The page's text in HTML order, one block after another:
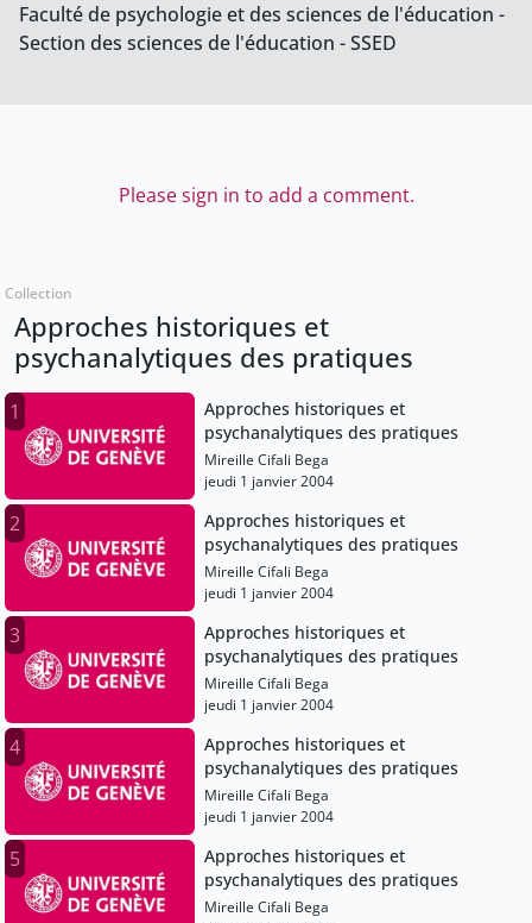
Faculté de psychologie et des sciences de l'éducation -
Section des sciences de l'éducation - SSED
Please sign in to add a comment.
Collection
Approches historiques et
psychanalytiques des pratiques
1
Approches historiques et
psychanalytiques des pratiques
Mireille Cifali Bega
jeudi 1 janvier 2004
2
Approches historiques et
psychanalytiques des pratiques
Mireille Cifali Bega
jeudi 1 janvier 2004
3
Approches historiques et
psychanalytiques des pratiques
Mireille Cifali Bega
jeudi 1 janvier 2004
4
Approches historiques et
psychanalytiques des pratiques
Mireille Cifali Bega
jeudi 1 janvier 2004
5
Approches historiques et
psychanalytiques des pratiques
Mireille Cifali Bega